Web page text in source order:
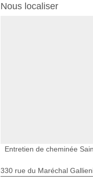
Nous localiser
Entretien de cheminée
330 rue du Maréchal